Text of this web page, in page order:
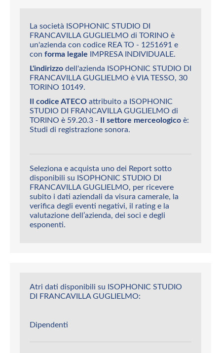
La società ISOPHONIC STUDIO DI
FRANCAVILLA GUGLIELMO di TORINO è
un'azienda con codice REA TO - 1251691 e
con forma legale IMPRESA INDIVIDUALE.
L'indirizzo dell'azienda ISOPHONIC STUDIO DI
FRANCAVILLA GUGLIELMO è VIA TESSO, 30
TORINO 10149.
Il codice ATECO attribuito a ISOPHONIC
STUDIO DI FRANCAVILLA GUGLIELMO di
TORINO è 59.20.3 - Il settore merceologico è:
Studi di registrazione sonora.
Seleziona e acquista uno dei Report sotto
disponibili su ISOPHONIC STUDIO DI
FRANCAVILLA GUGLIELMO, per ricevere
subito i dati aziendali da visura camerale, la
verifica degli eventi negativi, il rating e la
valutazione dell’azienda, dei soci e degli
esponenti.
Atri dati disponibili su ISOPHONIC STUDIO
DI FRANCAVILLA GUGLIELMO:
Dipendenti